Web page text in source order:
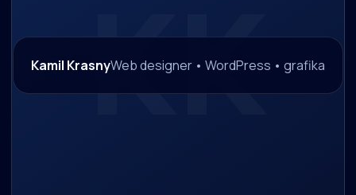
Kamil KrasnyWeb designer • WordPress • grafika